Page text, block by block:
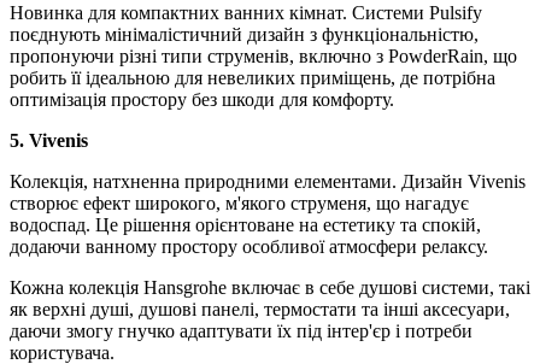
Новинка для компактних ванних кімнат. Системи Pulsify
поєднують мінімалістичний дизайн з функціональністю,
пропонуючи різні типи струменів, включно з PowderRain, що
робить її ідеальною для невеликих приміщень, де потрібна
оптимізація простору без шкоди для комфорту.
5. Vivenis
Колекція, натхненна природними елементами. Дизайн Vivenis
створює ефект широкого, м'якого струменя, що нагадує
водоспад. Це рішення орієнтоване на естетику та спокій,
додаючи ванному простору особливої атмосфери релаксу.
Кожна колекція Hansgrohe включає в себе душові системи, такі
як верхні душі, душові панелі, термостати та інші аксесуари,
даючи змогу гнучко адаптувати їх під інтер'єр і потреби
користувача.